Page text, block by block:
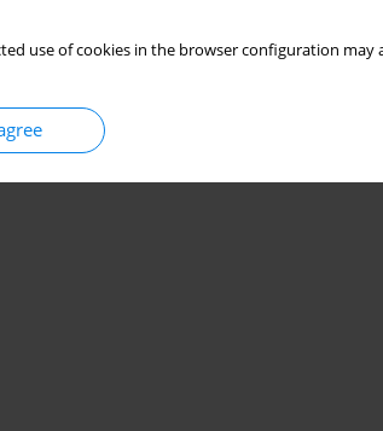
use of cookies in the browser configuration